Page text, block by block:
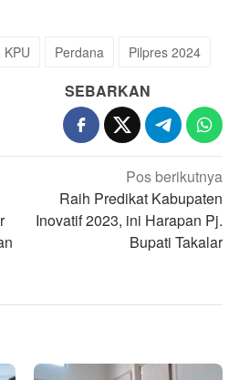
KPU Perdana Pilpres 2024
SEBARKAN
Pos berikutnya
Raih Predikat Kabupaten
Inovatif 2023, ini Harapan Pj.
Bupati Takalar